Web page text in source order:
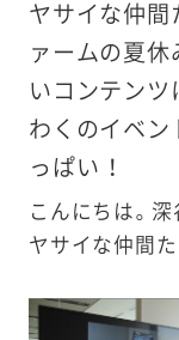
ヤサイな仲間
ァームの夏休
いコンテンツ
わくのイベン
っぱい ！
こんにちは。深
ヤサイな仲間